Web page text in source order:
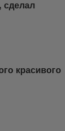
сделал
красивого